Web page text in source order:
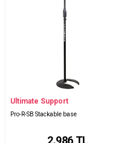
Ultimate Support
Pro-R-SB Stackable base
2.986 TL